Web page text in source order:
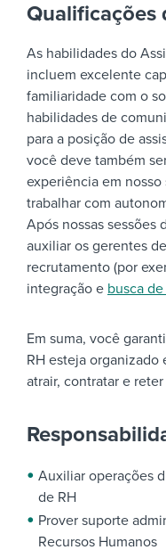
Qualificações
As habilidades do
incluem excelente
familiaridade com o
habilidades de
para a posição de
você deve também
experiência em
trabalhar com
Após nossas sessões
auxiliar os gerentes
recrutamento (por
integração e busca
Em suma, você
RH esteja organizado
atrair, contratar e
Auxiliar operações
de RH
Prover suporte
Recursos Humanos